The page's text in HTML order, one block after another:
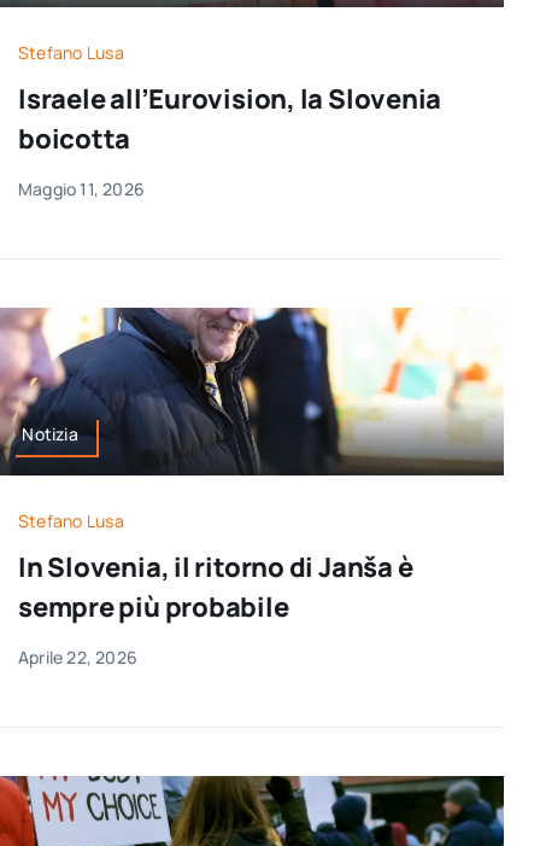
Stefano Lusa
Israele all’Eurovision, la Slovenia
boicotta
Maggio 11, 2026
Notizia
Stefano Lusa
In Slovenia, il ritorno di Janša è
sempre più probabile
Aprile 22, 2026